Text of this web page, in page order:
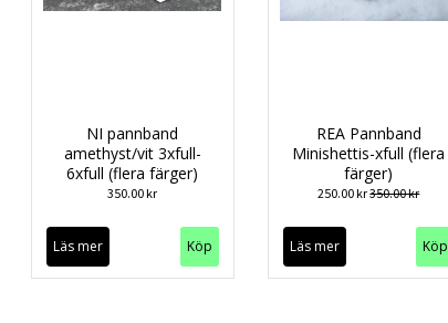
NI pannband
amethyst/vit 3xfull-
6xfull (flera färger)
350.00 kr
Läs mer Köp
REA Pannband
Minishettis-xfull (flera
färger)
250.00 kr350.00 kr
Läs mer Köp